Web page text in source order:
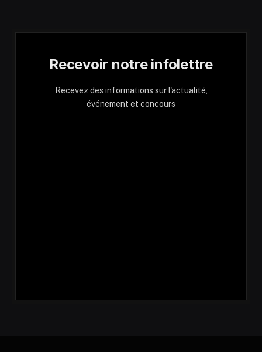
Recevoir notre infolettre
Recevez des informations sur l'actualité,
événement et concours